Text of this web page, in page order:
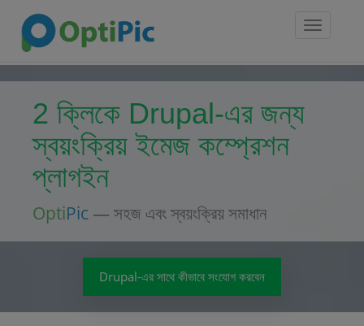
Toggle
2 ক্লিকে Drupal-এর জন্য
স্বয়ংক্রিয় ইমেজ কম্প্রেশন
প্লাগইন
OptiPic — সহজ এবং স্বয়ংক্রিয় সমাধান
Drupal-এর সাথে কীভাবে সংযোগ করবেন